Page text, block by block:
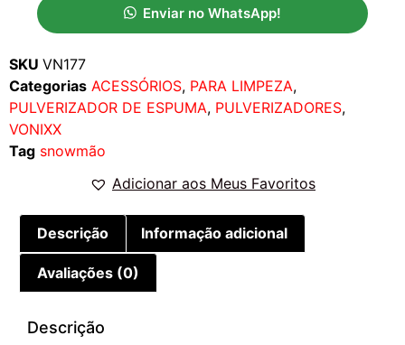
Enviar no WhatsApp!
SKU VN177
Categorias ACESSÓRIOS, PARA LIMPEZA,
PULVERIZADOR DE ESPUMA, PULVERIZADORES,
VONIXX
Tag snowmão
Adicionar aos Meus Favoritos
Descrição Informação adicional
Avaliações (0)
Descrição